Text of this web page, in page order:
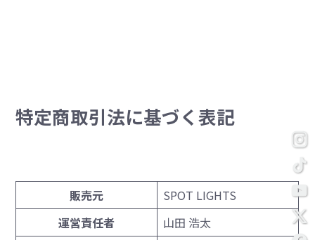
特定商取引法に基づく表記
販売元
SPOT LIGHTS
運営責任者
山田 浩太